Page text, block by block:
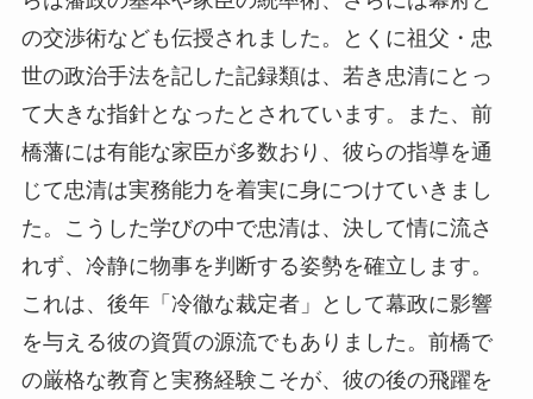
の交渉術なども伝授されました。とくに祖父・忠
世の政治手法を記した記録類は、若き忠清にとっ
て大きな指針となったとされています。また、前
橋藩には有能な家臣が多数おり、彼らの指導を通
じて忠清は実務能力を着実に身につけていきまし
た。こうした学びの中で忠清は、決して情に流さ
れず、冷静に物事を判断する姿勢を確立します。
これは、後年「冷徹な裁定者」として幕政に影響
を与える彼の資質の源流でもありました。前橋で
の厳格な教育と実務経験こそが、彼の後の飛躍を